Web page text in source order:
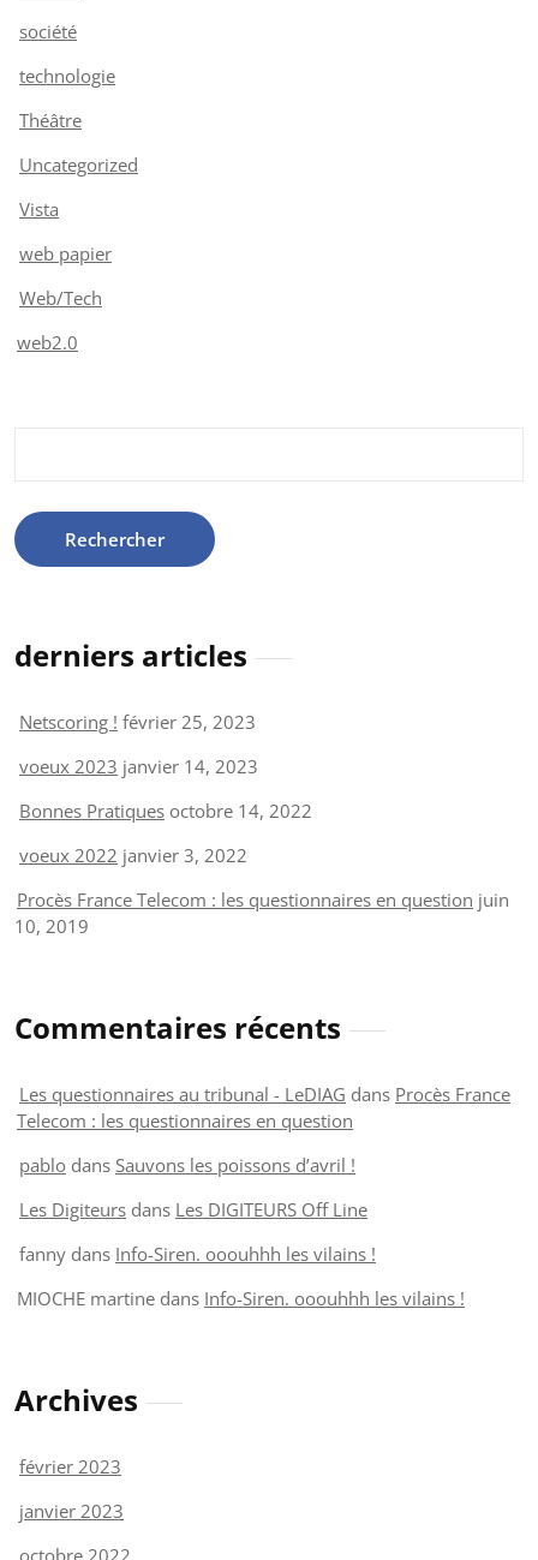
société
technologie
Théâtre
Uncategorized
Vista
web papier
Web/Tech
web2.0
derniers articles
Netscoring ! février 25, 2023
voeux 2023 janvier 14, 2023
Bonnes Pratiques octobre 14, 2022
voeux 2022 janvier 3, 2022
Procès France Telecom : les questionnaires en question juin
10, 2019
Commentaires récents
Les questionnaires au tribunal - LeDIAG dans Procès France
Telecom : les questionnaires en question
pablo dans Sauvons les poissons d’avril !
Les Digiteurs dans Les DIGITEURS Off Line
fanny dans Info-Siren. ooouhhh les vilains !
MIOCHE martine dans Info-Siren. ooouhhh les vilains !
Archives
février 2023
janvier 2023
octobre 2022